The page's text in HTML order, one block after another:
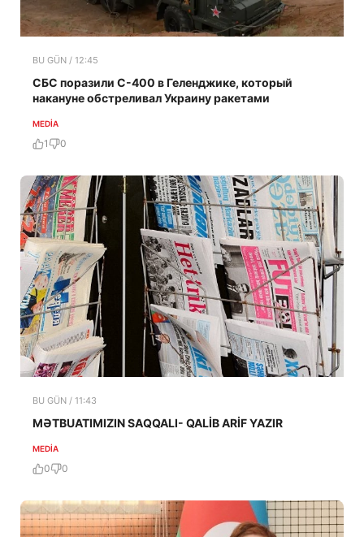
BU GÜN / 12:45
СБС поразили С-400 в Геленджике, который
накануне обстреливал Украину ракетами
MEDİA
1 0
BU GÜN / 11:43
MƏTBUATIMIZIN SAQQALI- QALİB ARİF YAZIR
MEDİA
0 0